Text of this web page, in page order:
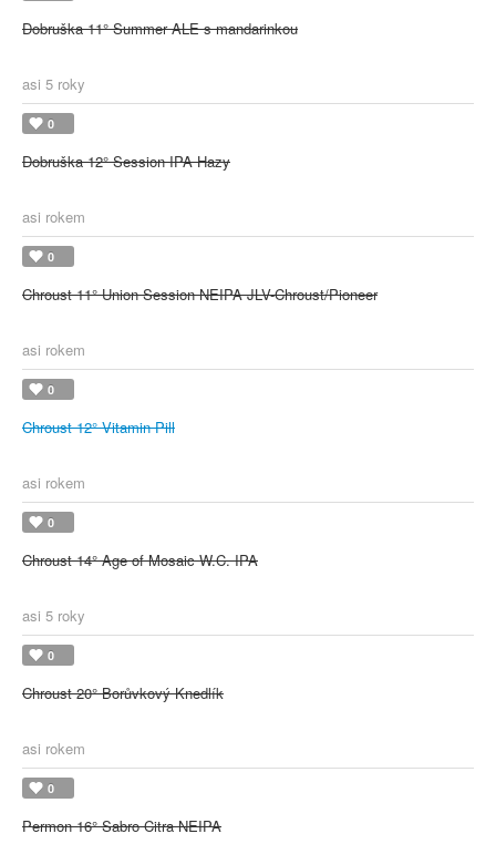
Dobruška 11° Summer ALE s mandarinkou
asi 5 roky
0
Dobruška 12° Session IPA Hazy
asi rokem
0
Chroust 11° Union Session NEIPA JLV-Chroust/Pioneer
asi rokem
0
Chroust 12° Vitamin Pill
asi rokem
0
Chroust 14° Age of Mosaic W.C. IPA
asi 5 roky
0
Chroust 20° Borůvkový Knedlík
asi rokem
0
Permon 16° Sabro Citra NEIPA